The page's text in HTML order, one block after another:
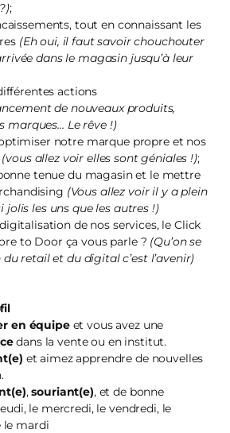
;
tout en connaissant les
(Eh oui, il faut savoir chouchouter
dans le magasin jusqu’à leur
actions
de nouveaux produits,
marques… Le rêve !)
notre marque propre et nos
(vous allez voir elles sont géniales !);
tenue du magasin et le mettre
(Vous allez voir il y a plein
jolis les uns que les autres !)
de nos services, le Click
to Door ça vous parle ? (Qu’on se
du retail et du digital c’est l’avenir)
en équipe et vous avez une
dans la vente ou en institut.
et aimez apprendre de nouvelles
,souriant(e), et de bonne
le mercredi, le vendredi, le
le mardi